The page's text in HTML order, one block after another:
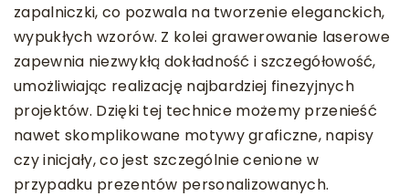
zapalniczki, co pozwala na tworzenie eleganckich,
wypukłych wzorów. Z kolei grawerowanie laserowe
zapewnia niezwykłą dokładność i szczegółowość,
umożliwiając realizację najbardziej finezyjnych
projektów. Dzięki tej technice możemy przenieść
nawet skomplikowane motywy graficzne, napisy
czy inicjały, co jest szczególnie cenione w
przypadku prezentów personalizowanych.